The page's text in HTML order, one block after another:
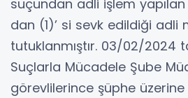
suçundan adli işlem yapılan
dan (1)’ si sevk edildiği adli
tutuklanmıştır. 03/02/2024
Suçlarla Mücadele Şube
görevlilerince şüphe